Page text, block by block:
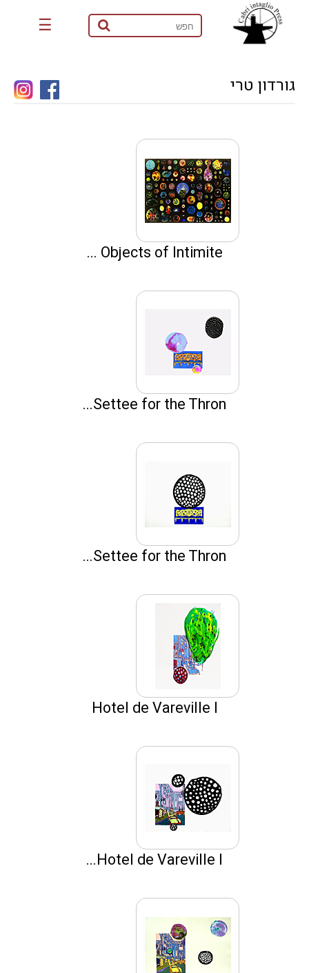
☰
גורדון טרי
Objects of Intimite ...
Settee for the Thron...
Settee for the Thron...
Hotel de Vareville I
Hotel de Vareville I...